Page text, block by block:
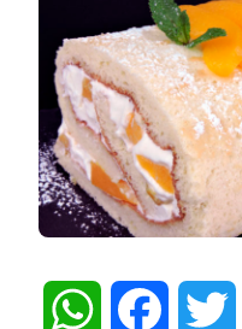
WhatsAppFacebook